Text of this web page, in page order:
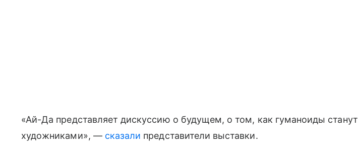
«Ай-Да представляет дискуссию о будущем, о том, как гуманоиды станут
художниками», — сказали представители выставки.